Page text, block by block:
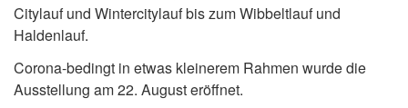
Citylauf und Wintercitylauf bis zum Wibbeltlauf und
Haldenlauf.
Corona-bedingt in etwas kleinerem Rahmen wurde die
Ausstellung am 22. August eröffnet.